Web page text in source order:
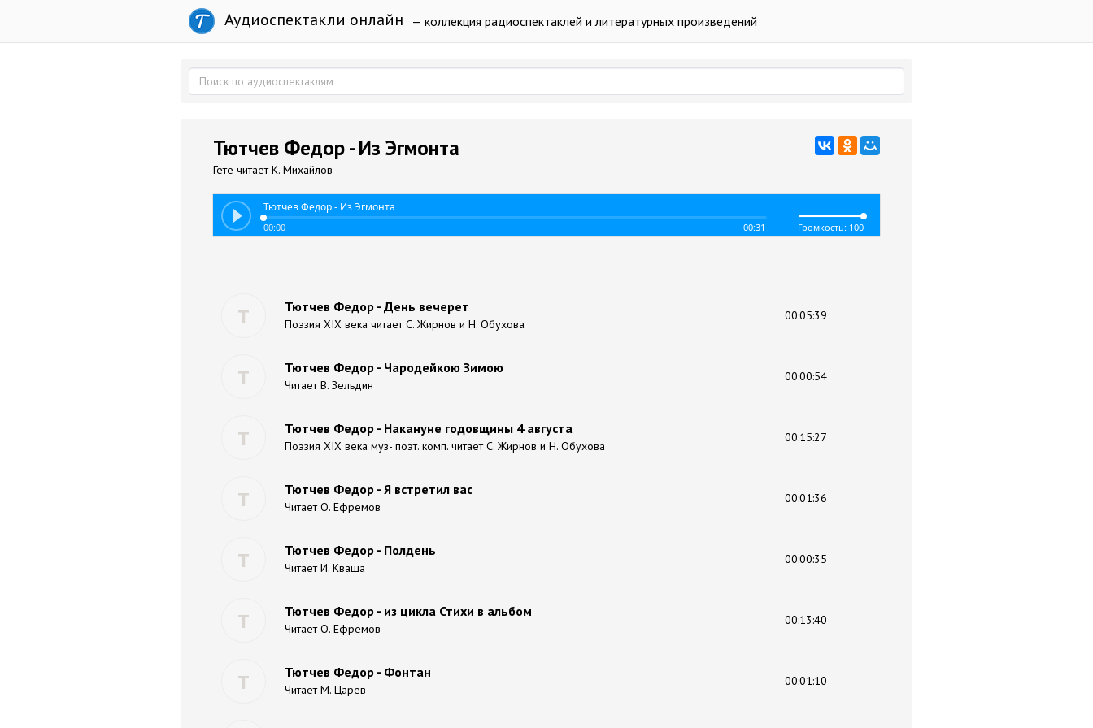
Аудиоспектакли онлайн — коллекция радиоспектаклей и литературных произведений
Тютчев Федор - Из Эгмонта
Гете читает К. Михайлов
Тютчев Федор - Из Эгмонта
00:00 00:31 Громкость: 100
Т Тютчев Федор - День вечерет
Поэзия XIX века читает С. Жирнов и Н. Обухова
00:05:39
Т Тютчев Федор - Чародейкою Зимою
Читает В. Зельдин
00:00:54
Т Тютчев Федор - Накануне годовщины 4 августа
Поэзия XIX века муз- поэт. комп. читает С. Жирнов и Н. Обухова
00:15:27
Т Тютчев Федор - Я встретил вас
Читает О. Ефремов
00:01:36
Т Тютчев Федор - Полдень
Читает И. Кваша
00:00:35
Т Тютчев Федор - из цикла Стихи в альбом
Читает О. Ефремов
00:13:40
Т Тютчев Федор - Фонтан
Читает М. Царев
00:01:10